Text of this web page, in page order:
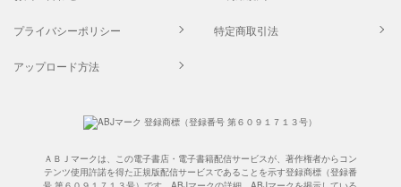
プライバシーポリシー 特定商取引法
アップロード方法
ＡＢＪマークは、この電子書店・電子書籍配信サービスが、著作権者からコン
テンツ使用許諾を得た正規版配信サービスであることを示す登録商標（登録番